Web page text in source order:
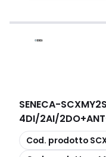
SENECA-
4DI/2AI/
copia
Cod. prodotto